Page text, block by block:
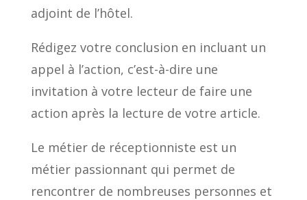
adjoint de l’hôtel.
Rédigez votre conclusion en incluant un
appel à l’action, c’est-à-dire une
invitation à votre lecteur de faire une
action après la lecture de votre article.
Le métier de réceptionniste est un
métier passionnant qui permet de
rencontrer de nombreuses personnes et